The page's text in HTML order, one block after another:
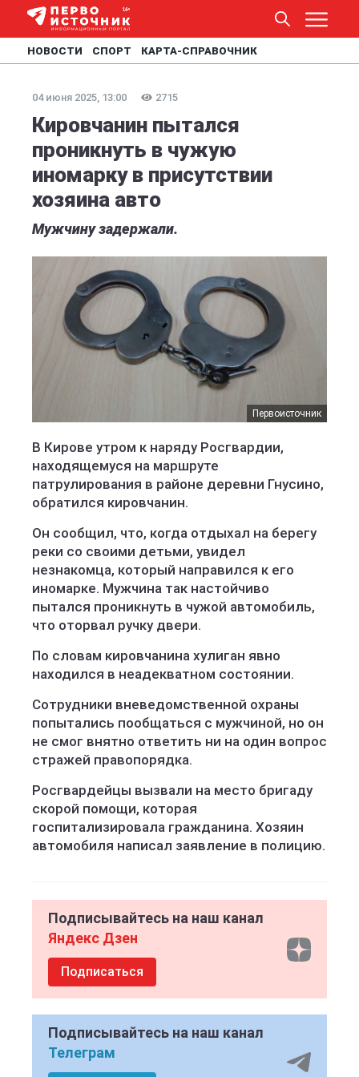
НОВОСТИ СПОРТ КАРТА-СПРАВОЧНИК
04 июня 2025, 13:00 2715
Кировчанин пытался
проникнуть в чужую
иномарку в присутствии
хозяина авто
Мужчину задержали.
Первоисточник
В Кирове утром к наряду Росгвардии,
находящемуся на маршруте
патрулирования в районе деревни Гнусино,
обратился кировчанин.
Он сообщил, что, когда отдыхал на берегу
реки со своими детьми, увидел
незнакомца, который направился к его
иномарке. Мужчина так настойчиво
пытался проникнуть в чужой автомобиль,
что оторвал ручку двери.
По словам кировчанина хулиган явно
находился в неадекватном состоянии.
Сотрудники вневедомственной охраны
попытались пообщаться с мужчиной, но он
не смог внятно ответить ни на один вопрос
стражей правопорядка.
Росгвардейцы вызвали на место бригаду
скорой помощи, которая
госпитализировала гражданина. Хозяин
автомобиля написал заявление в полицию.
Подписывайтесь на наш канал
Яндекс Дзен
Подписаться
Подписывайтесь на наш канал
Телеграм